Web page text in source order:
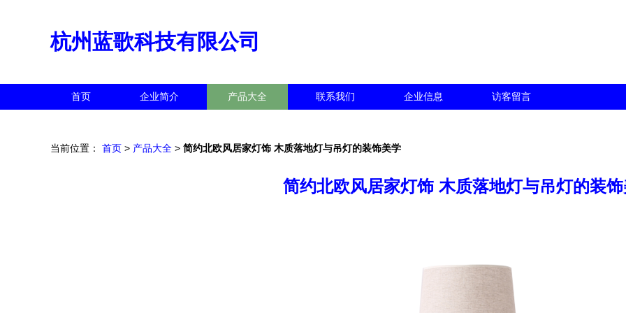
杭州蓝歌科技有限公司
首页 企业简介 产品大全 联系我们 企业信息 访客留言
当前位置： 首页 > 产品大全 > 简约北欧风居家灯饰 木质落地灯与吊灯的装饰美学
简约北欧风居家灯饰 木质落地灯与吊灯的装